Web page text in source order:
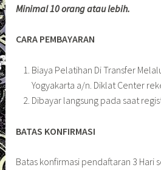
Minimal 10 orang atau lebih.
CARA PEMBAYARAN
Biaya Pelatihan Di Transfer
Yogyakarta a/n. Diklat Center
Dibayar langsung pada saat
BATAS KONFIRMASI
Batas konfirmasi pendaftaran 3 Hari